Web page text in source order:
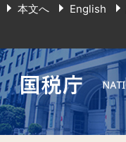
本文へ English